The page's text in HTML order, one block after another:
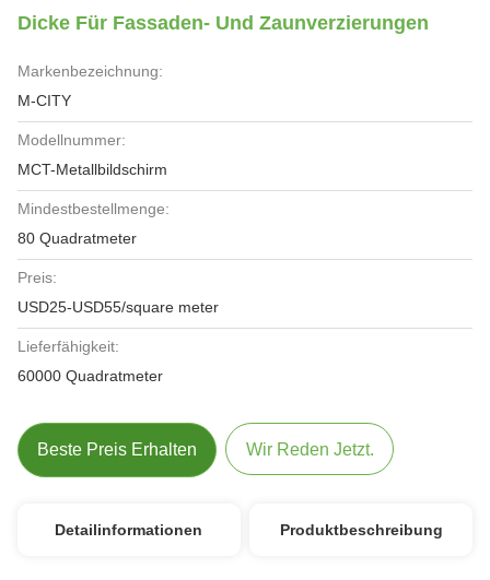
Dicke Für Fassaden- Und Zaunverzierungen
Markenbezeichnung:
M-CITY
Modellnummer:
MCT-Metallbildschirm
Mindestbestellmenge:
80 Quadratmeter
Preis:
USD25-USD55/square meter
Lieferfähigkeit:
60000 Quadratmeter
Beste Preis Erhalten Wir Reden Jetzt.
Detailinformationen Produktbeschreibung